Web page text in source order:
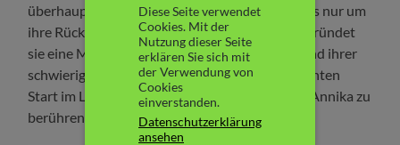
überhaupt keine Lust und zuerst dreht sich alles nur um
ihre Rückkehr an das Gymnasium. Doch dann gründet
sie eine Musical-AG und die Kinder, die aufgrund ihrer
schwierigen Herkunft allein schon einen schlechten
Start im Leben haben, fangen an, das Herz von Annika zu
berühren.
Diese Seite verwendet
Cookies. Mit der
Nutzung dieser Seite
erklären Sie sich mit
der Verwendung von
Cookies
einverstanden.
Datenschutzerklärung
ansehen